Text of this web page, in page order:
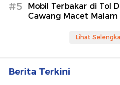
#5
Mobil Terbakar di Tol
Cawang Macet Malam
Lihat
Berita Terkini